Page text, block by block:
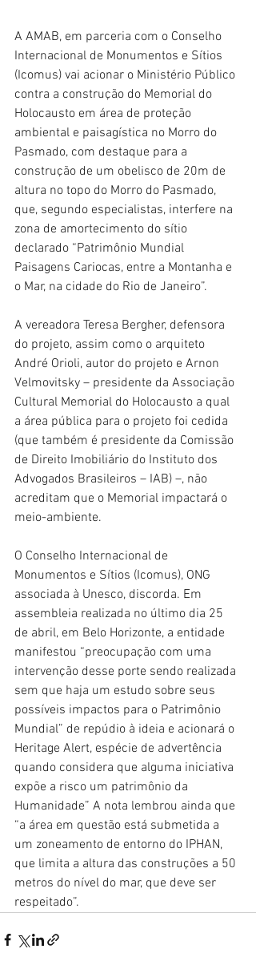
A AMAB, em parceria com o Conselho
Internacional de Monumentos e Sítios
(Icomus) vai acionar o Ministério Público
contra a construção do Memorial do
Holocausto em área de proteção
ambiental e paisagística no Morro do
Pasmado, com destaque para a
construção de um obelisco de 20m de
altura no topo do Morro do Pasmado,
que, segundo especialistas, interfere na
zona de amortecimento do sítio
declarado “Patrimônio Mundial
Paisagens Cariocas, entre a Montanha e
o Mar, na cidade do Rio de Janeiro”.
A vereadora Teresa Bergher, defensora
do projeto, assim como o arquiteto
André Orioli, autor do projeto e Arnon
Velmovitsky – presidente da Associação
Cultural Memorial do Holocausto a qual
a área pública para o projeto foi cedida
(que também é presidente da Comissão
de Direito Imobiliário do Instituto dos
Advogados Brasileiros – IAB) –, não
acreditam que o Memorial impactará o
meio-ambiente.
O Conselho Internacional de
Monumentos e Sítios (Icomus), ONG
associada à Unesco, discorda. Em
assembleia realizada no último dia 25
de abril, em Belo Horizonte, a entidade
manifestou “preocupação com uma
intervenção desse porte sendo realizada
sem que haja um estudo sobre seus
possíveis impactos para o Patrimônio
Mundial” de repúdio à ideia e acionará o
Heritage Alert, espécie de advertência
quando considera que alguma iniciativa
expõe a risco um patrimônio da
Humanidade” A nota lembrou ainda que
“a área em questão está submetida a
um zoneamento de entorno do IPHAN,
que limita a altura das construções a 50
metros do nível do mar, que deve ser
respeitado”.